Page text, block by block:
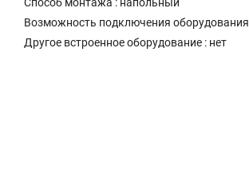
Способ монтажа : напольный
Возможность подключения
Другое встроенное оборудование : нет